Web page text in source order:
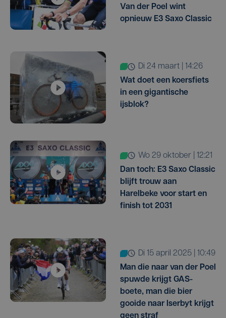
Van der Poel wint
opnieuw E3 Saxo Classic
di 24 maart | 14:26
Wat doet een koersfiets
in een gigantische
ijsblok?
wo 29 oktober | 12:21
Dan toch: E3 Saxo Classic
blijft trouw aan
Harelbeke voor start en
finish tot 2031
di 15 april 2025 | 10:49
Man die naar van der Poel
spuwde krijgt GAS-
boete, man die bier
gooide naar Iserbyt krijgt
geen straf